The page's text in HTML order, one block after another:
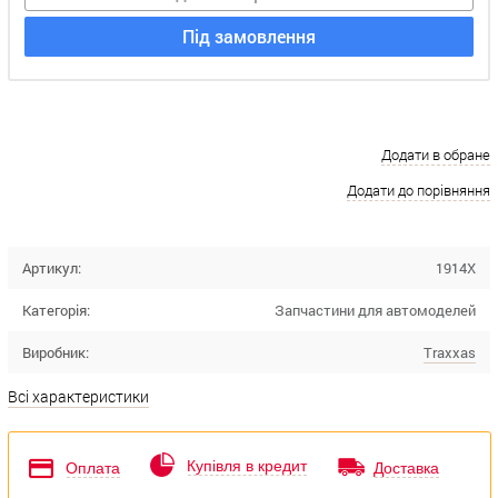
Під замовлення
Додати в обране
Додати до порівняння
Артикул: 1914X
Категорія: Запчастини для автомоделей
Виробник: Traxxas
Всі характеристики
Оплата Купівля в кредит Доставка